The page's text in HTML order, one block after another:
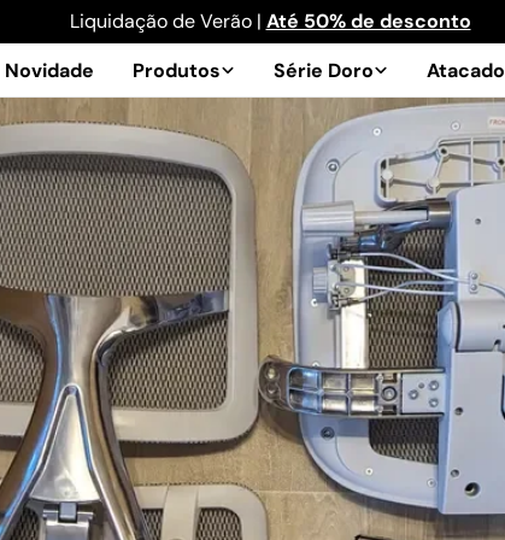
Liquidação de Verão | Até 50% de desconto
Novidade Produtos Série Doro Atacado